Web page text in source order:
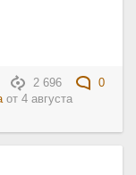
2 696
0
от4 августа